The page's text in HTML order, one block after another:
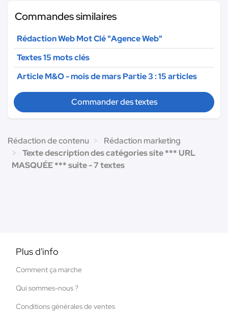
Commandes similaires
Rédaction Web Mot Clé "Agence Web"
Textes 15 mots clés
Article M&O - mois de mars Partie 3 : 15 articles
Commander des textes
Rédaction de contenu
Rédaction marketing
Texte description des catégories site *** URL
MASQUÉE *** suite - 7 textes
Plus d'info
Comment ça marche
Qui sommes-nous ?
Conditions générales de ventes